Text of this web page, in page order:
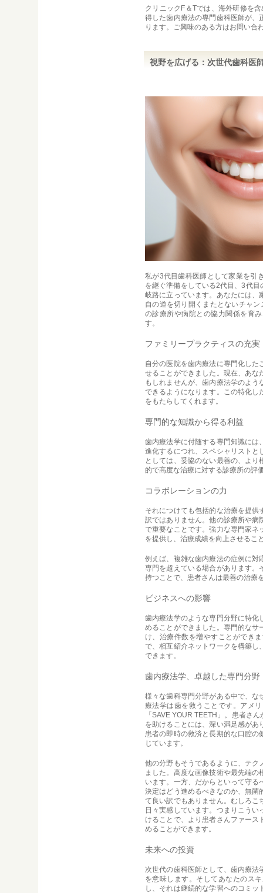
クリニックF＆Tでは、海外研修を
得した歯内療法の専門歯科医師が
ります。ご興味のある方はお問い合
視野を広げる：次世代歯科医
私が3代目歯科医師として家業を引
を継ぐ準備をしている2代目、3代
岐路に立っています。あなたには
自の道を切り開くまたとないチャ
の診療所や病院との協力関係を育
す。
ファミリープラクティスの充実
自分の医院を歯内療法に専門化し
せることができました。現在、あ
もしれませんが、歯内療法学のよ
できるようになります。この特化
をもたらしてくれます。
専門的な知識から得る利益
歯内療法学に付随する専門知識に
進化するにつれ、スペシャリスト
としては、妥協のない最善の、よ
的で高度な治療に対する診療所の評
コラボレーションの力
それにつけても包括的な治療を提
訳ではありません。他の診療所や
で重要なことです。強力な専門家
を提供し、治療成績を向上させるこ
例えば、複雑な歯内療法の症例に
専門を超えている場合があります
持つことで、患者さんは最善の治療
ビジネスへの影響
歯内療法学のような専門分野に特
めることができました。専門的な
け、治療件数を増やすことができ
で、相互紹介ネットワークを構築
できます。
歯内療法学、卓越した専門分野
様々な歯科専門分野がある中で、
療法学は歯を救うことです。アメ
「SAVE YOUR TEETH」。患者さ
を助けることには、深い満足感が
患者の即時の救済と長期的な口腔
じています。
他の分野もそうであるように、テ
ました。高度な画像技術や最先端
います。一方、だからといって守
決定はどう進めるべきなのか、無
て良い訳でもありません。むしろ
日々実感しています。つまりこう
けることで、より患者さんファー
めることができます。
未来への投資
次世代の歯科医師として、歯内療
を意味します。そしてあなたのス
し、それは継続的な学習へのコミ